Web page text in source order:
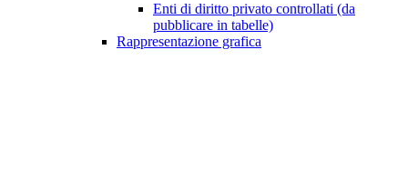
Enti di diritto privato controllati (da
pubblicare in tabelle)
Rappresentazione grafica